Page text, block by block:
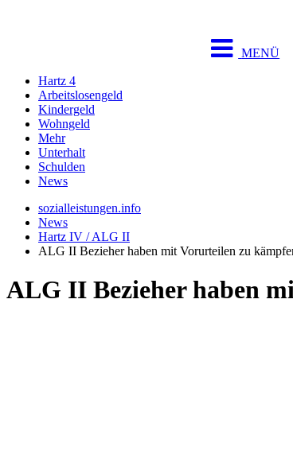
MENÜ
Hartz 4
Arbeitslosengeld
Kindergeld
Wohngeld
Mehr
Unterhalt
Schulden
News
sozialleistungen.info
News
Hartz IV / ALG II
ALG II Bezieher haben mit Vorurteilen zu
ALG II Bezieher haben